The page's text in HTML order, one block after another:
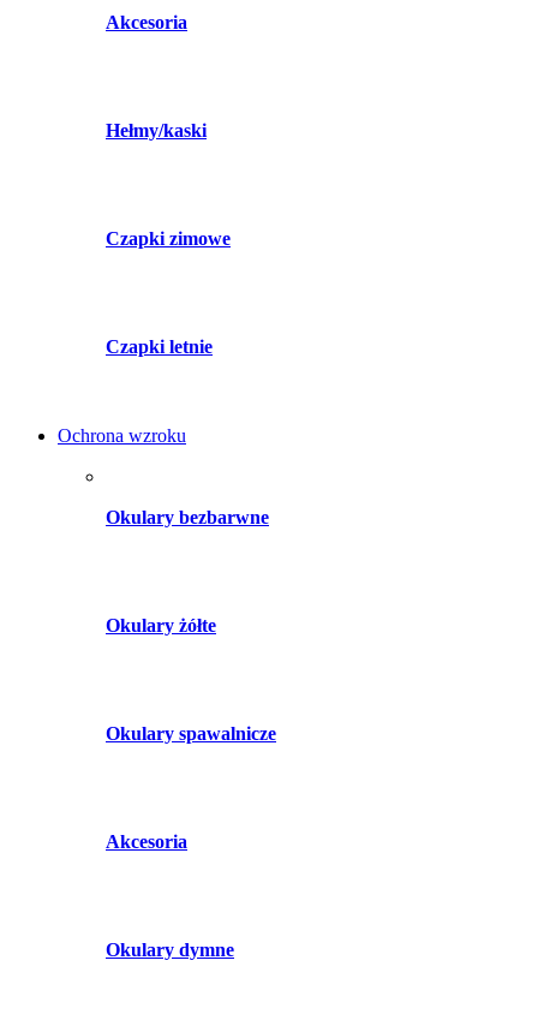
Akcesoria
Hełmy/kaski
Czapki zimowe
Czapki letnie
Ochrona wzroku
Okulary bezbarwne
Okulary żółte
Okulary spawalnicze
Akcesoria
Okulary dymne